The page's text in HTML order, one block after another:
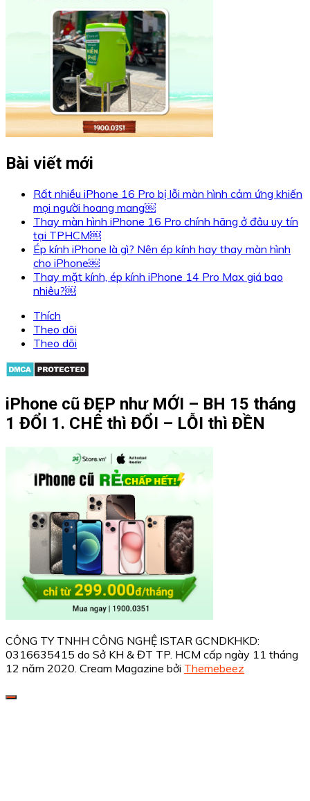
Bài viết mới
Rất nhiều iPhone 16 Pro bị lỗi màn hình cảm ứng khiến
mọi người hoang mang￼
Thay màn hình iPhone 16 Pro chính hãng ở đâu uy tín
tại TPHCM￼
Ép kính iPhone là gì? Nên ép kính hay thay màn hình
cho iPhone￼
Thay mặt kính, ép kính iPhone 14 Pro Max giá bao
nhiêu?￼
Thích
Theo dõi
Theo dõi
iPhone cũ ĐẸP như MỚI – BH 15 tháng
1 ĐỔI 1. CHÊ thì ĐỔI – LỖI thì ĐỀN
CÔNG TY TNHH CÔNG NGHỆ ISTAR GCNDKHKD:
0316635415 do Sở KH & ĐT TP. HCM cấp ngày 11 tháng
12 năm 2020. Cream Magazine bởi Themebeez